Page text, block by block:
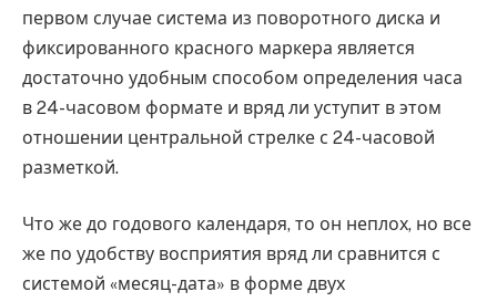
первом случае система из поворотного диска и
фиксированного красного маркера является
достаточно удобным способом определения часа
в 24-часовом формате и вряд ли уступит в этом
отношении центральной стрелке с 24-часовой
разметкой.
Что же до годового календаря, то он неплох, но все
же по удобству восприятия вряд ли сравнится с
системой «месяц-дата» в форме двух